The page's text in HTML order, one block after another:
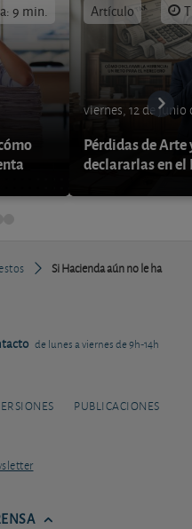
9 min. Artículo
viernes, 12 de junio
Pérdidas de
declararlas en el
Si Hacienda aún no le ha
de lunes a viernes de 9h-14h
PUBLICACIONES